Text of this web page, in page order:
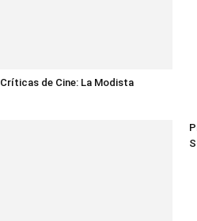
Críticas de Cine: La Modista